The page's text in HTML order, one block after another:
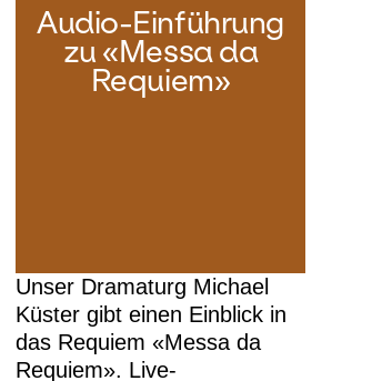
Audio-Einführung
zu «Messa da
Requiem»
Unser Dramaturg Michael
Küster gibt einen Einblick in
das Requiem «Messa da
Requiem». Live-